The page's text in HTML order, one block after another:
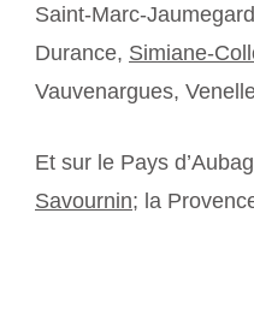
Saint-Marc-
Durance, Simiane-
Vauvenargues,
Et sur le Pays
Savournin; la